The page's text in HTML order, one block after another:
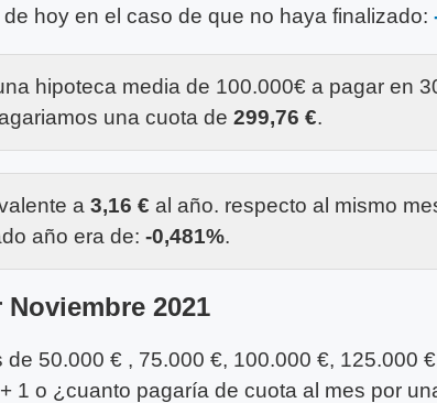
hoy en el caso de que no haya finalizado:
hipoteca media de 100.000€ a pagar en
una cuota de 299,76 €.
a 3,16 € al año. respecto al mismo
año era de: -0,481%.
2021
de 50.000 € , 75.000 €, 100.000 €, 125.000
1 o ¿cuanto pagaría de cuota al mes por